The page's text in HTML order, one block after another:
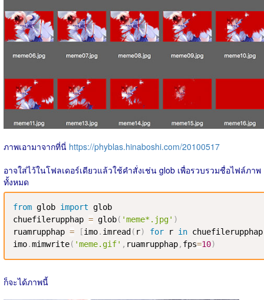
ภาพเอามาจากที่นี่ https://phyblas.hinaboshi.com/20100517
อาจใส่ไว้ในโฟลเดอร์เดียวแล้วใช้คำสั่งเช่น glob เพื่อรวบรวมชื่อไฟล์ภาพ
ทั้งหมด
from glob import glob
chuefilerupphap = glob( 'meme*.jpg' )
ruamrupphap = [imo. imread ( r) for r in chuefilerupphap
imo.mimwrite( 'meme.gif' , ruamrupphap, fps=10)
ก็จะได้ภาพนี้